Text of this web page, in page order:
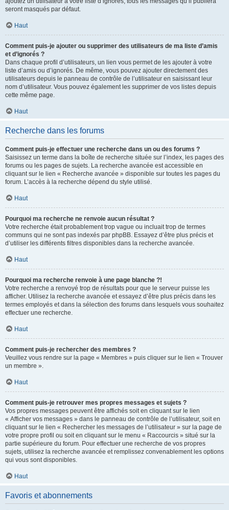
seront masqués par défaut.
Haut
Comment puis-je ajouter ou supprimer des utilisateurs de ma liste d’amis
et d’ignorés ?
Dans chaque profil d’utilisateurs, un lien vous permet de les ajouter à votre
liste d’amis ou d’ignorés. De même, vous pouvez ajouter directement des
utilisateurs depuis le panneau de contrôle de l’utilisateur en saisissant leur
nom d’utilisateur. Vous pouvez également les supprimer de vos listes depuis
cette même page.
Haut
Recherche dans les forums
Comment puis-je effectuer une recherche dans un ou des forums ?
Saisissez un terme dans la boîte de recherche située sur l’index, les pages des
forums ou les pages de sujets. La recherche avancée est accessible en
cliquant sur le lien « Recherche avancée » disponible sur toutes les pages du
forum. L’accès à la recherche dépend du style utilisé.
Haut
Pourquoi ma recherche ne renvoie aucun résultat ?
Votre recherche était probablement trop vague ou incluait trop de termes
communs qui ne sont pas indexés par phpBB. Essayez d’être plus précis et
d’utiliser les différents filtres disponibles dans la recherche avancée.
Haut
Pourquoi ma recherche renvoie à une page blanche ?!
Votre recherche a renvoyé trop de résultats pour que le serveur puisse les
afficher. Utilisez la recherche avancée et essayez d’être plus précis dans les
termes employés et dans la sélection des forums dans lesquels vous souhaitez
effectuer une recherche.
Haut
Comment puis-je rechercher des membres ?
Veuillez vous rendre sur la page « Membres » puis cliquer sur le lien « Trouver
un membre ».
Haut
Comment puis-je retrouver mes propres messages et sujets ?
Vos propres messages peuvent être affichés soit en cliquant sur le lien
« Afficher vos messages » dans le panneau de contrôle de l’utilisateur, soit en
cliquant sur le lien « Rechercher les messages de l’utilisateur » sur la page de
votre propre profil ou soit en cliquant sur le menu « Raccourcis » situé sur la
partie supérieure du forum. Pour effectuer une recherche de vos propres
sujets, utilisez la recherche avancée et remplissez convenablement les options
qui vous sont disponibles.
Haut
Favoris et abonnements